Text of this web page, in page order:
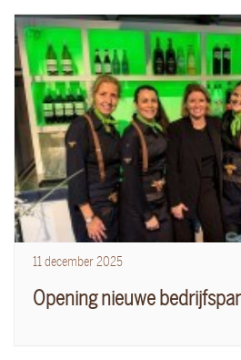
11 december 2025
Opening nieuwe